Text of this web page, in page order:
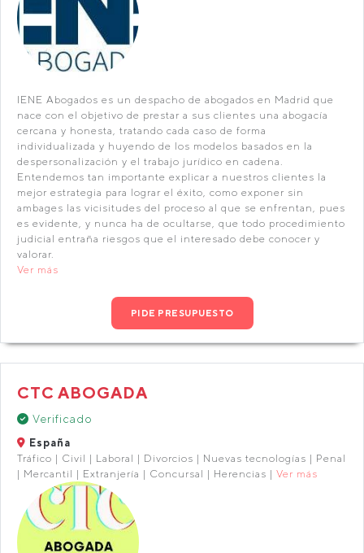
IENE Abogados es un despacho de abogados en Madrid que
nace con el objetivo de prestar a sus clientes una abogacía
cercana y honesta, tratando cada caso de forma
individualizada y huyendo de los modelos basados en la
despersonalización y el trabajo jurídico en cadena.
Entendemos tan importante explicar a nuestros clientes la
mejor estrategia para lograr el éxito, como exponer sin
ambages las vicisitudes del proceso al que se enfrentan, pues
es evidente, y nunca ha de ocultarse, que todo procedimiento
judicial entraña riesgos que el interesado debe conocer y
valorar.
Ver más
PIDE PRESUPUESTO
CTC ABOGADA
Verificado
España
Tráfico | Civil | Laboral | Divorcios | Nuevas tecnologías | Penal
| Mercantil | Extranjería | Concursal | Herencias | Ver más